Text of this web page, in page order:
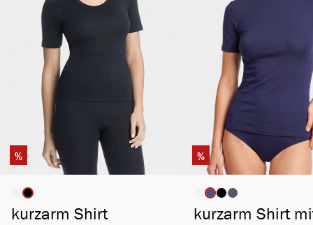
%
Artikelfarbe
kurzarm Shirt
%
Artikelfarbe
kurzarm Shirt